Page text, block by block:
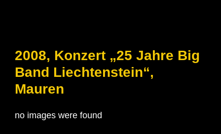
2008, Konzert „25 Jahre Big
Band Liechtenstein“,
Mauren
no images were found